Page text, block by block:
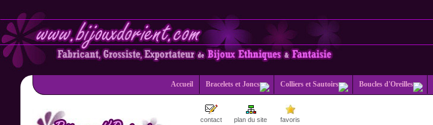
Accueil Bracelets et Joncs Colliers et Sautoirs Boucles d'Oreilles
contact plan du site favoris